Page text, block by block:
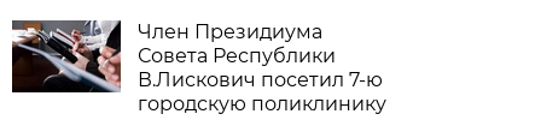
Член Президиума
Совета Республики
В.Лискович посетил 7-ю
городскую поликлинику